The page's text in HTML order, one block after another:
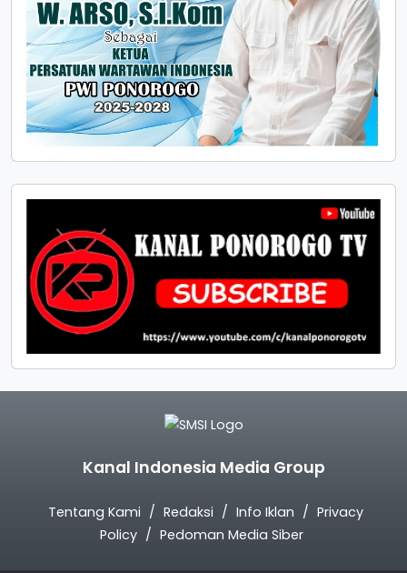
Kanal Indonesia Media Group
Tentang Kami Redaksi Info Iklan
Privacy
Policy
Pedoman Media Siber